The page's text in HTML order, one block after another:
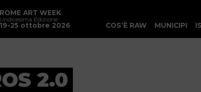
ROME ART WEEK
Undicesima Edizione
19-25 ottobre 2026
COS’È RAW
MUNICIPI
2.0